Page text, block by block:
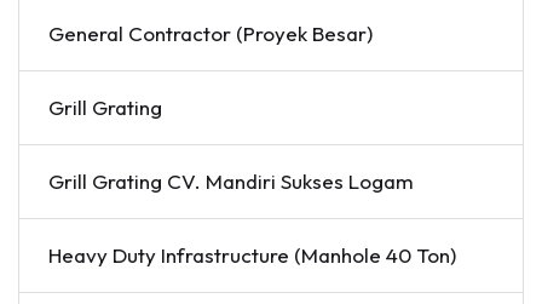
General Contractor (Proyek Besar)
Grill Grating
Grill Grating CV. Mandiri Sukses Logam
Heavy Duty Infrastructure (Manhole 40 Ton)